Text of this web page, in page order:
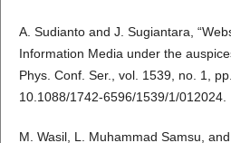
A. Sudianto and J. Sugiantara,
Information Media under the
Phys. Conf. Ser., vol. 1539, no. 1,
10.1088/1742-6596/1539/1/012024.
M. Wasil, L. Muhammad Samsu,